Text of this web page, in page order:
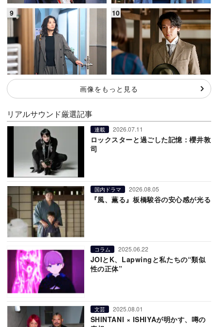
画像をもっと見る
リアルサウンド厳選記事
連載 2026.07.11
ロックスターと過ごした記憶：櫻井敦
司
国内ドラマ 2026.08.05
『風、薫る』板橋駿谷の安心感が光る
コラム 2025.06.22
JOIとK、Lapwingと私たちの“類似
性の正体”
文芸 2025.08.01
SHINTANI × ISHIYAが明かす、噂の